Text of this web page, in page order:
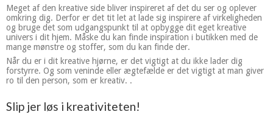
Meget af den kreative side bliver inspireret af det du ser og oplever
omkring dig. Derfor er det tit let at lade sig inspirere af virkeligheden
og bruge det som udgangspunkt til at opbygge dit eget kreative
univers i dit hjem. Måske du kan finde inspiration i butikken med de
mange mønstre og stoffer, som du kan finde der.
Når du er i dit kreative hjørne, er det vigtigt at du ikke lader dig
forstyrre. Og som veninde eller ægtefælde er det vigtigt at man giver
ro til den person, som er kreativ. .
Slip jer løs i kreativiteten!